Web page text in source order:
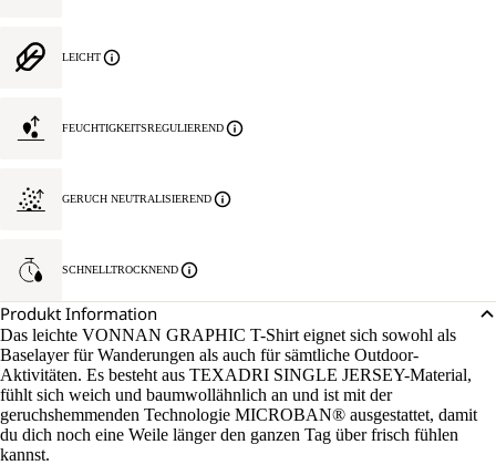
LEICHT
FEUCHTIGKEITSREGULIEREND
GERUCH NEUTRALISIEREND
SCHNELLTROCKNEND
Produkt Information
Das leichte VONNAN GRAPHIC T-Shirt eignet sich sowohl als
Baselayer für Wanderungen als auch für sämtliche Outdoor-
Aktivitäten. Es besteht aus TEXADRI SINGLE JERSEY-Material,
fühlt sich weich und baumwollähnlich an und ist mit der
geruchshemmenden Technologie MICROBAN® ausgestattet, damit
du dich noch eine Weile länger den ganzen Tag über frisch fühlen
kannst.